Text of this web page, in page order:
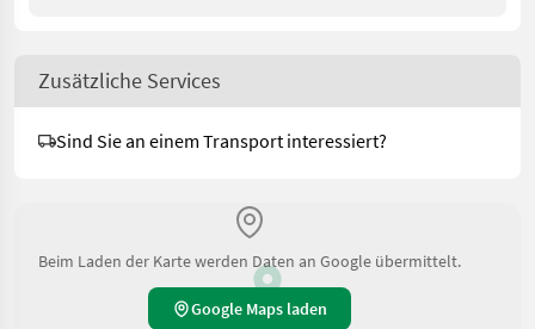
Zusätzliche Services
Sind Sie an einem Transport interessiert?
Beim Laden der Karte werden Daten an Google übermittelt.
Google Maps laden